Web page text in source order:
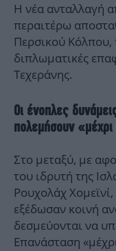
Η νέα ανταλλαγή
περαιτέρω
Περσικού Κόλπου,
διπλωματικές
Τεχεράνης.
Οι ένοπλες
πολεμήσουν
Στο μεταξύ, με
του ιδρυτή της
Ρουχολάχ
εξέδωσαν κοινή
δεσμεύονται να
Επανάσταση